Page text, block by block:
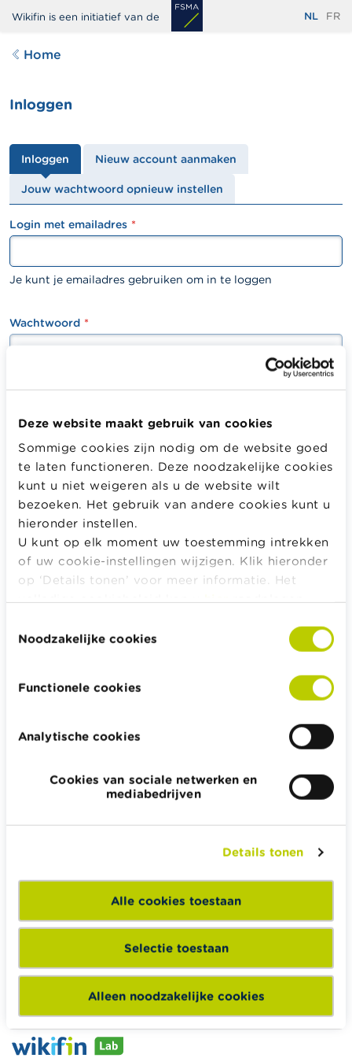
Deze website maakt gebruik van cookies
Sommige cookies zijn nodig om de website goed
te laten functioneren. Deze noodzakelijke cookies
kunt u niet weigeren als u de website wilt
bezoeken. Het gebruik van andere cookies kunt u
hieronder instellen.
U kunt op elk moment uw toestemming intrekken
of uw cookie-instellingen wijzigen. Klik hieronder
op ‘Details tonen’ voor meer informatie. Het
Noodzakelijke cookies
Functionele cookies
Analytische cookies
Cookies van sociale netwerken en
mediabedrijven
Details tonen
Alle cookies toestaan
Selectie toestaan
Alleen noodzakelijke cookies
Overslaan
naar
gaan
Wikifin is een initiatief van de NL FR
Home
Inloggen
Primaire
tabs
Inloggen Nieuw account aanmaken
Jouw wachtwoord opnieuw instellen
textfield
Login met emailadres
Je kunt je emailadres gebruiken om in te loggen
password
Wachtwoord
Inloggen
Alle rekentools, checklists en meer
Budget, betalen, lenen en verzekeren
Familie
Sparen en beleggen
Erven
Wikifin.be helpt je bij financiële beslissingen. Ze stelt gratis
betrouwbare en handige informatie ter beschikking,
Wikifin School biedt gratis en heel divers pedagogisch
lesmateriaal en opleidingen aan leerkrachten om hen te
ondersteunen bij hun lessen financiële educatie.
Naar Wikifin School